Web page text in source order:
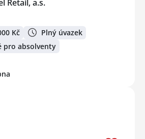
Retail, a.s.
Kč
Plný úvazek
pro absolventy